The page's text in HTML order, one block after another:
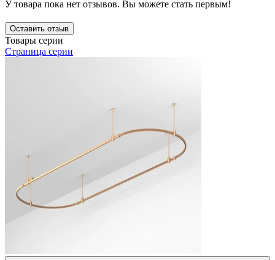
У товара пока нет отзывов. Вы можете стать первым!
Оставить отзыв
Товары серии
Страница серии